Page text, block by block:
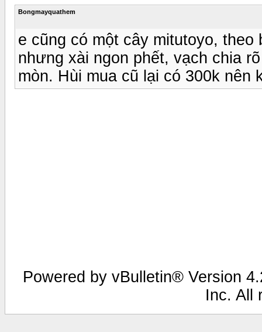
Bongmayquathem
e cũng có một cây mitutoyo,
nhưng xài ngon phết, vạch chia
mòn. Hùi mua cũ lại có 300k nên
Powered by vBulletin® Version
Inc. All